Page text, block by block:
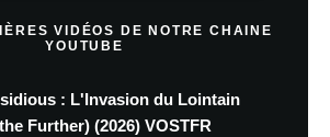
VIDÉOS DE NOTRE CHAINE
YOUTUBE
: L'Invasion du Lointain
Further) (2026) VOSTFR